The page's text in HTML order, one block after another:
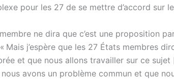
pour les 27 de se mettre d’accord sur
ne dira que c’est une proposition
Mais j’espère que les 27 États membres
et que nous allons travailler sur ce sujet
avons un problème commun et que